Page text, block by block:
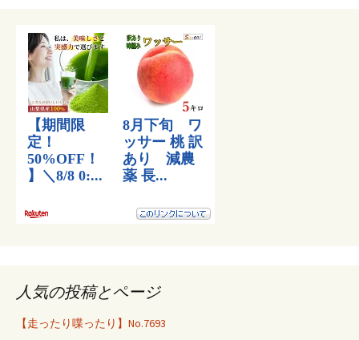
人気の投稿とページ
【走ったり喋ったり】No.7693